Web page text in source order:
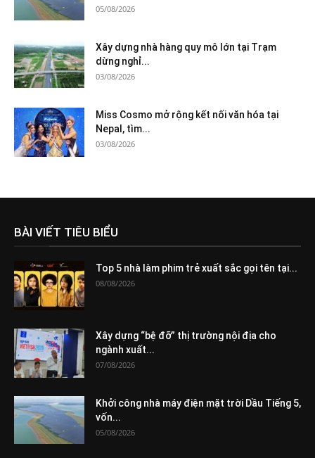
05/08/2026
Xây dựng nhà hàng quy mô lớn tại Trạm
dừng nghỉ...
03/08/2026
Miss Cosmo mở rộng kết nối văn hóa tại
Nepal, tìm...
03/08/2026
BÀI VIẾT TIÊU BIỂU
Top 5 nhà làm phim trẻ xuất sắc gọi tên tại...
08/08/2026
Xây dựng “bệ đỡ” thị trường nội địa cho
ngành xuất...
07/08/2026
Khởi công nhà máy điện mặt trời Dầu Tiếng 5,
vốn...
05/08/2026